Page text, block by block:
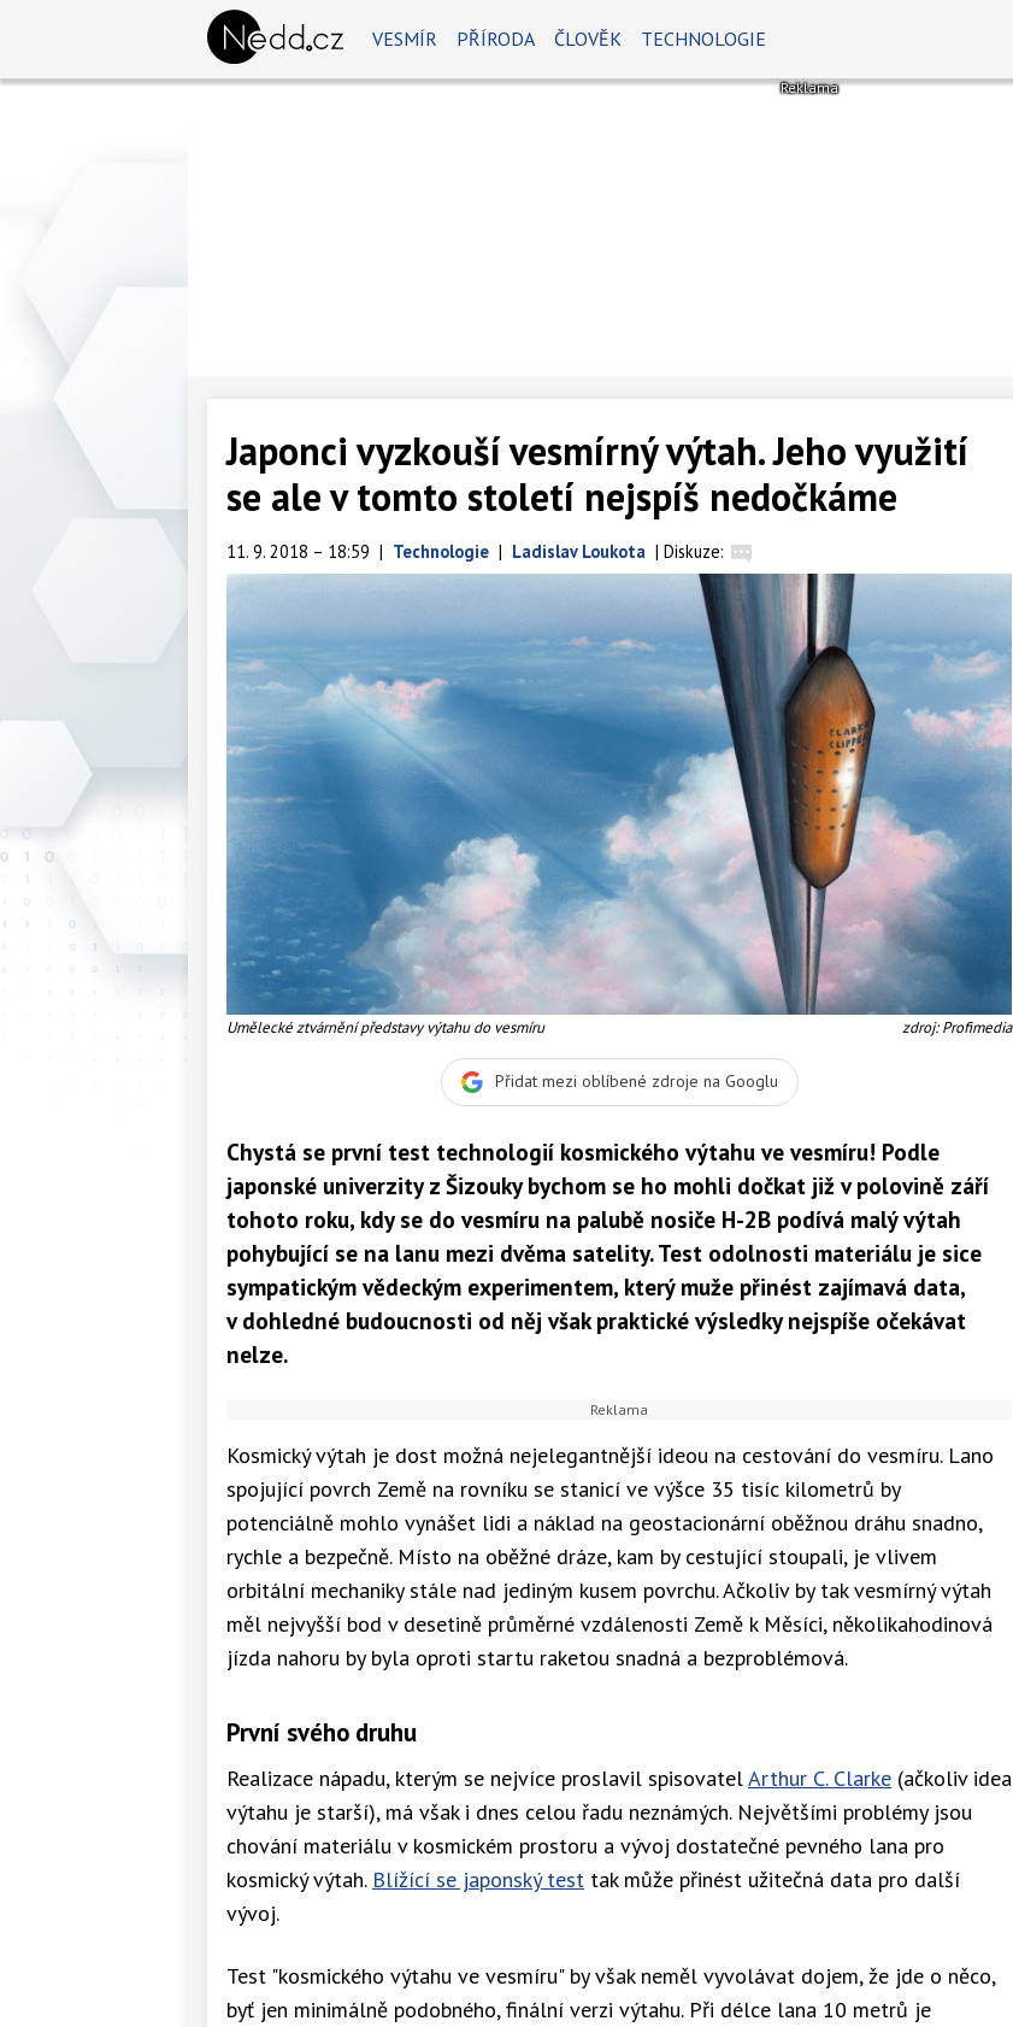
VESMÍR PŘÍRODA ČLOVĚK TECHNOLOGIE
Japonci vyzkouší vesmírný výtah. Jeho využití
se ale v tomto století nejspíš nedočkáme
11. 9. 2018 – 18:59 | Technologie | Ladislav Loukota | Diskuze:
Umělecké ztvárnění představy výtahu do vesmíru zdroj: Profimedia
Přidat mezi oblíbené zdroje na Googlu
Chystá se první test technologií kosmického výtahu ve vesmíru! Podle
japonské univerzity z Šizouky bychom se ho mohli dočkat již v polovině září
tohoto roku, kdy se do vesmíru na palubě nosiče H-2B podívá malý výtah
pohybující se na lanu mezi dvěma satelity. Test odolnosti materiálu je sice
sympatickým vědeckým experimentem, který muže přinést zajímavá data,
v dohledné budoucnosti od něj však praktické výsledky nejspíše očekávat
nelze.
Kosmický výtah je dost možná nejelegantnější ideou na cestování do vesmíru. Lano
spojující povrch Země na rovníku se stanicí ve výšce 35 tisíc kilometrů by
potenciálně mohlo vynášet lidi a náklad na geostacionární oběžnou dráhu snadno,
rychle a bezpečně. Místo na oběžné dráze, kam by cestující stoupali, je vlivem
orbitální mechaniky stále nad jediným kusem povrchu. Ačkoliv by tak vesmírný výtah
měl nejvyšší bod v desetině průměrné vzdálenosti Země k Měsíci, několikahodinová
jízda nahoru by byla oproti startu raketou snadná a bezproblémová.
První svého druhu
Realizace nápadu, kterým se nejvíce proslavil spisovatelArthur C. Clarke (ačkoliv idea
výtahu je starší), má však i dnes celou řadu neznámých. Největšími problémy jsou
chování materiálu v kosmickém prostoru a vývoj dostatečné pevného lana pro
kosmický výtah. Blížící se japonský test tak může přinést užitečná data pro další
vývoj.
Test "kosmického výtahu ve vesmíru" by však neměl vyvolávat dojem, že jde o něco,
byť jen minimálně podobného, finální verzi výtahu. Při délce lana 10 metrů je